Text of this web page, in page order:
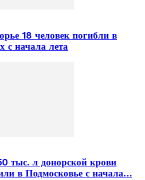
18 человек погибли в
с начала лета
тыс. л донорской крови
в Подмосковье с начала…